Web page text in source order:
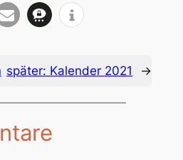
später: Kalender 2021 →